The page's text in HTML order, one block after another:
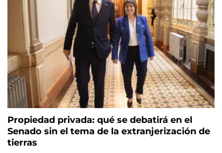
Propiedad privada: qué se debatirá en el
Senado sin el tema de la extranjerización de
tierras